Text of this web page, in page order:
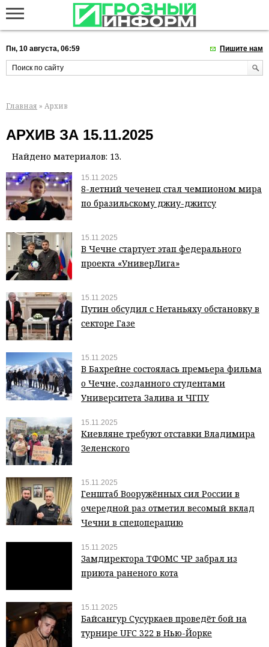
Пн, 10 августа, 06:59 Пишите нам
Главная » Архив
АРХИВ ЗА 15.11.2025
Найдено материалов: 13.
15.11.2025
8-летний чеченец стал чемпионом мира
по бразильскому джиу-джитсу
15.11.2025
В Чечне стартует этап федерального
проекта «УниверЛига»
15.11.2025
Путин обсудил с Нетаньяху обстановку в
секторе Газе
15.11.2025
В Бахрейне состоялась премьера фильма
о Чечне, созданного студентами
Университета Залива и ЧГПУ
15.11.2025
Киевляне требуют отставки Владимира
Зеленского
15.11.2025
Генштаб Вооружённых сил России в
очередной раз отметил весомый вклад
Чечни в спецоперацию
15.11.2025
Замдиректора ТФОМС ЧР забрал из
приюта раненого кота
15.11.2025
Байсангур Сусуркаев проведёт бой на
турнире UFC 322 в Нью-Йорке